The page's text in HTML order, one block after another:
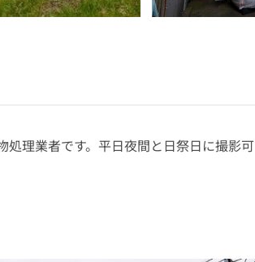
理業者です。平日夜間と日祭日に撮影可